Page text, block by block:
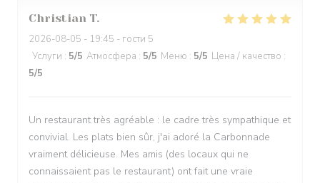
Christian T
2026-08-05 - 19:45 - гости 5
Услуги : 5/5 Атмосфера : 5/5 Меню : 5/5 Цена / качество :
5/5
Un restaurant très agréable : le cadre très sympathique et
convivial. Les plats bien sûr, j'ai adoré la Carbonnade
vraiment délicieuse. Mes amis (des locaux qui ne
connaissaient pas le restaurant) ont fait une vraie